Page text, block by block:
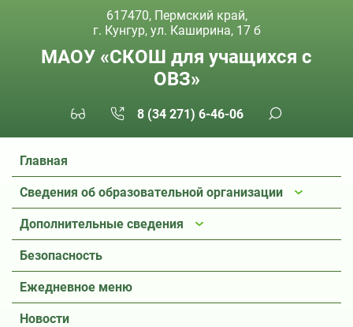
617470, Пермский край,
г. Кунгур, ул. Каширина, 17 б
МАОУ «СКОШ для учащихся с
ОВЗ»
8 (34 271) 6-46-06
Главная
Сведения об образовательной организации
Дополнительные сведения
Безопасность
Ежедневное меню
Новости